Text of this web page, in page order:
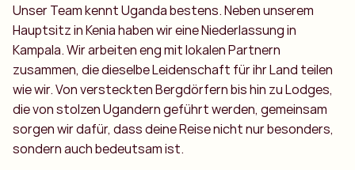
Unser Team kennt Uganda bestens. Neben unserem
Hauptsitz in Kenia haben wir eine Niederlassung in
Kampala. Wir arbeiten eng mit lokalen Partnern
zusammen, die dieselbe Leidenschaft für ihr Land teilen
wie wir. Von versteckten Bergdörfern bis hin zu Lodges,
die von stolzen Ugandern geführt werden, gemeinsam
sorgen wir dafür, dass deine Reise nicht nur besonders,
sondern auch bedeutsam ist.